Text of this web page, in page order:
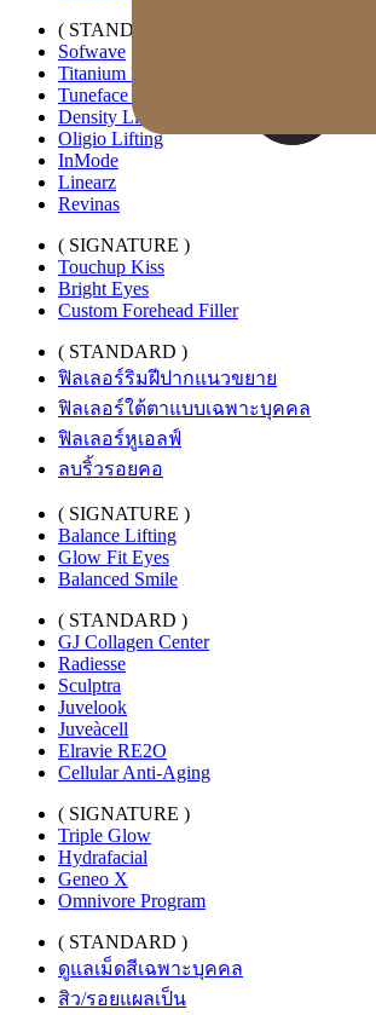
( STANDARD )
Sofwave
Titanium Lifting
Tuneface Lifting
Density Lifting
Oligio Lifting
InMode
Linearz
Revinas
( SIGNATURE )
Touchup Kiss
Bright Eyes
Custom Forehead Filler
( STANDARD )
ฟิลเลอร์ริมฝีปากแนวขยาย
ฟิลเลอร์ใต้ตาแบบเฉพาะบุคคล
ฟิลเลอร์หูเอลฟ์
ลบริ้วรอยคอ
( SIGNATURE )
Balance Lifting
Glow Fit Eyes
Balanced Smile
( STANDARD )
GJ Collagen Center
Radiesse
Sculptra
Juvelook
Juveàcell
Elravie RE2O
Cellular Anti-Aging
( SIGNATURE )
Triple Glow
Hydrafacial
Geneo X
Omnivore Program
( STANDARD )
ดูแลเม็ดสีเฉพาะบุคคล
สิว/รอยแผลเป็น